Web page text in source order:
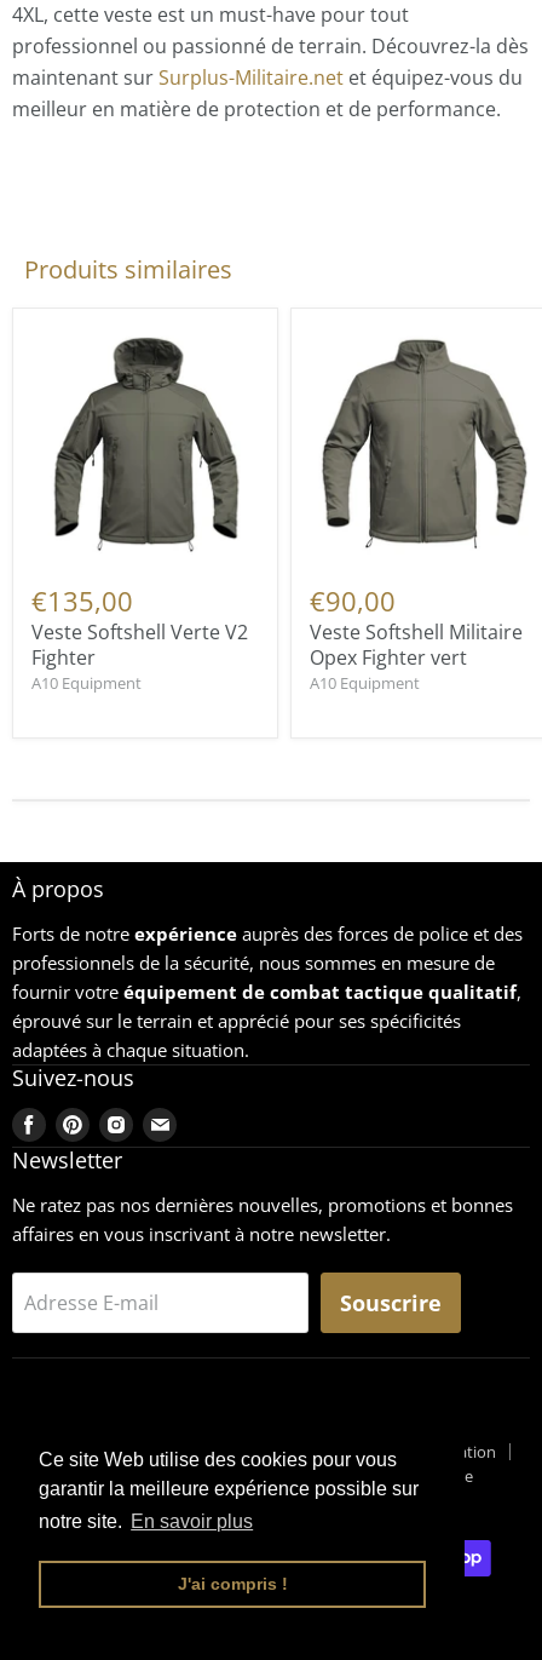
Ce site Web utilise des cookies pour vous
garantir la meilleure expérience possible sur
notre site. En savoir plus
J'ai compris !
4XL, cette veste est un must-have pour tout
professionnel ou passionné de terrain. Découvrez-la dès
maintenant surSurplus-Militaire.net et équipez-vous du
meilleur en matière de protection et de performance.
Produits similaires
€135,00
Veste Softshell Verte V2
Fighter
A10 Equipment
€90,00
Veste Softshell Militaire
Opex Fighter vert
A10 Equipment
À propos
Forts de notre expérience auprès des forces de police et des
professionnels de la sécurité, nous sommes en mesure de
fournir votre équipement de combat tactique qualitatif,
éprouvé sur le terrain et apprécié pour ses spécificités
adaptées à chaque situation.
Suivez-nous
Trouvez-
nous
Facebook
Trouvez-
nous
Pinterest
Trouvez-
nous
Trouvez-
nous
Newsletter
Ne ratez pas nos dernières nouvelles, promotions et bonnes
affaires en vous inscrivant à notre newsletter.
Adresse E-mail Souscrire
Conditions générales de vente
Conditions générales d'utilisation
Pourquoi un Surplus Militaire ?
Suivi de Colis
Blog Militaire